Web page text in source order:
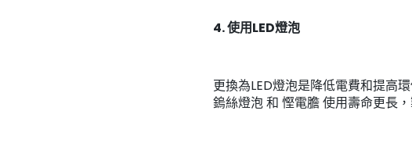
4. 使用LED燈泡
更換為LED燈泡是降低電費和提高
鎢絲燈泡 和 慳電膽 使用壽命更長